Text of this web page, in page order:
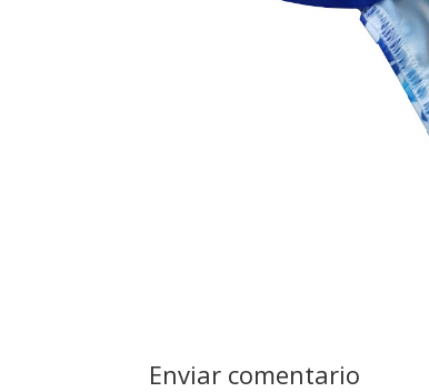
Enviar comentario